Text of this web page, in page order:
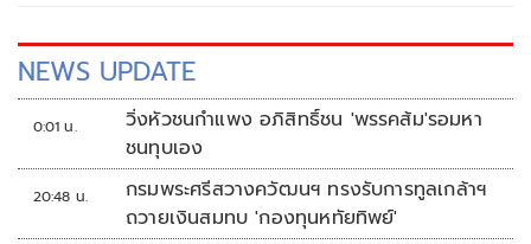
NEWS UPDATE
0:01 น.
วิ่งหัวชนกำแพง อภิสิทธิ์ชน 'พรรคส้ม'รอมหา
ชนทุบเอง
20:48 น.
กรมพระศรีสวางควัฒนฯ ทรงรับการทูลเกล้าฯ
ถวายเงินสมทบ 'กองทุนหทัยทิพย์'